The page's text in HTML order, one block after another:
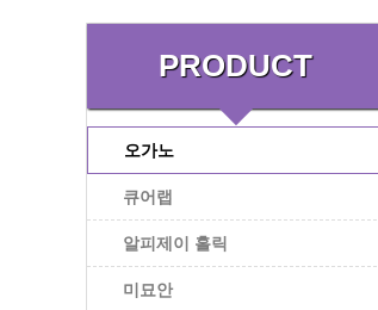
PRODUCT
오가노
큐어랩
알피제이 홀릭
미묘안